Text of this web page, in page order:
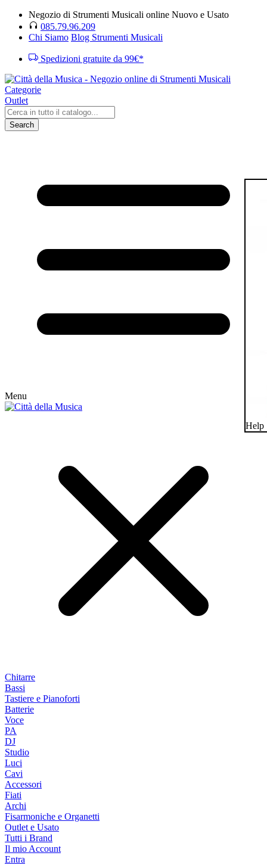
Negozio di Strumenti Musicali online Nuovo e Usato
085.79.96.209
Chi Siamo Blog Strumenti Musicali
Spedizioni gratuite da 99€*
Categorie
Outlet
Search
Menu
Chitarre
Bassi
Tastiere e Pianoforti
Batterie
Voce
PA
DJ
Studio
Luci
Cavi
Accessori
Fiati
Archi
Fisarmoniche e Organetti
Outlet e Usato
Tutti i Brand
Il mio Account
Entra
Help